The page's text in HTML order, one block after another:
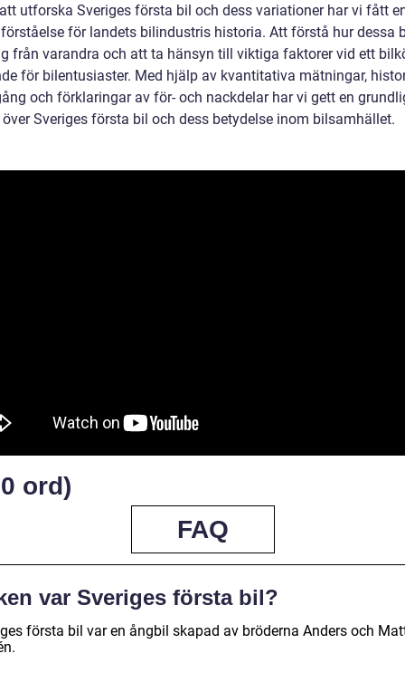
utforska Sveriges första bil och dess variationer har vi fått
för landets bilindustris historia. Att förstå hur dessa
från varandra och att ta hänsyn till viktiga faktorer vid ett
för bilentusiaster. Med hjälp av kvantitativa mätningar,
och förklaringar av för- och nackdelar har vi gett en
Sveriges första bil och dess betydelse inom bilsamhället.
ord)
FAQ
var Sveriges första bil?
första bil var en ångbil skapad av bröderna Anders och